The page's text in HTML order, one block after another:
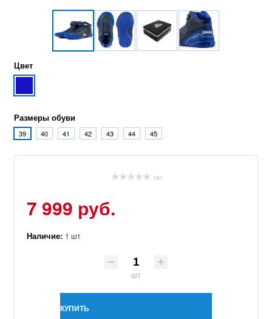
Цвет
Размеры обуви
39 40 41 42 43 44 45
( 0 )
7 999 руб.
Наличие: 1 шт
шт
КУПИТЬ